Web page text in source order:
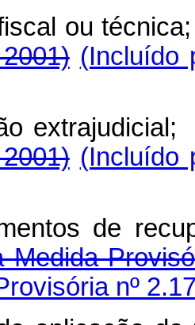
ou
(Incluído
(Incluído
de
Medida
nº